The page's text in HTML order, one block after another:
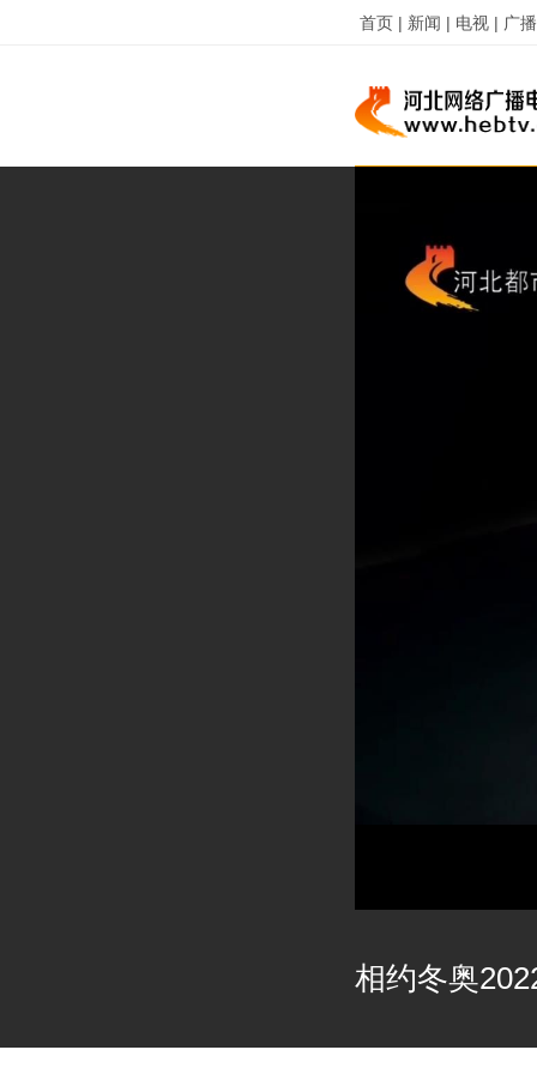
首页 | 新闻 | 电视 | 广
相约冬奥